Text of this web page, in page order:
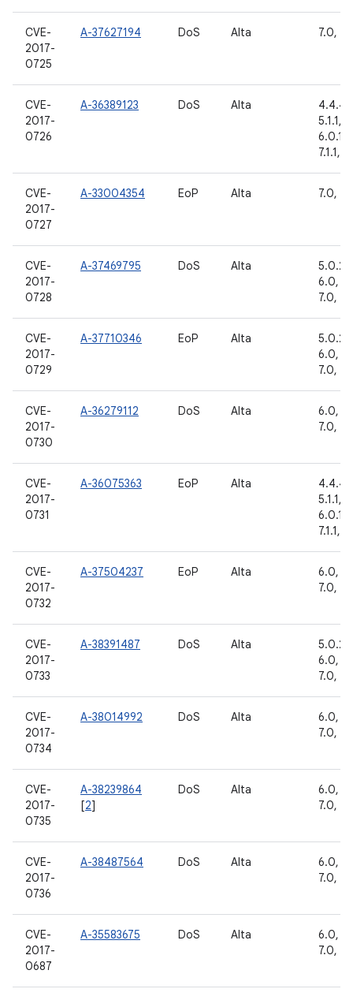
CVE-
2017-
0725
A-37627194 DoS Alta 7.0,
CVE-
2017-
0726
A-36389123 DoS Alta
4.4.4,
5.1.1,
6.0.1,
7.1.1,
CVE-
2017-
0727
A-33004354 EoP Alta 7.0,
CVE-
2017-
0728
A-37469795 DoS Alta
5.0.2,
6.0,
7.0,
CVE-
2017-
0729
A-37710346 EoP Alta
5.0.2,
6.0,
7.0,
CVE-
2017-
0730
A-36279112 DoS Alta
6.0,
7.0,
CVE-
2017-
0731
A-36075363 EoP Alta
4.4.4,
5.1.1,
6.0.1,
7.1.1,
CVE-
2017-
0732
A-37504237 EoP Alta
6.0,
7.0,
CVE-
2017-
0733
A-38391487 DoS Alta
5.0.2,
6.0,
7.0,
CVE-
2017-
0734
A-38014992 DoS Alta
6.0,
7.0,
CVE-
2017-
0735
A-38239864
[2]
DoS Alta
6.0,
7.0,
CVE-
2017-
0736
A-38487564 DoS Alta
6.0,
7.0,
CVE-
2017-
0687
A-35583675 DoS Alta
6.0,
7.0,